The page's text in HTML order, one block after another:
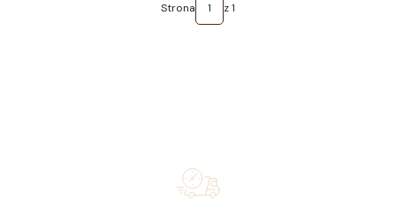
Strona z 1